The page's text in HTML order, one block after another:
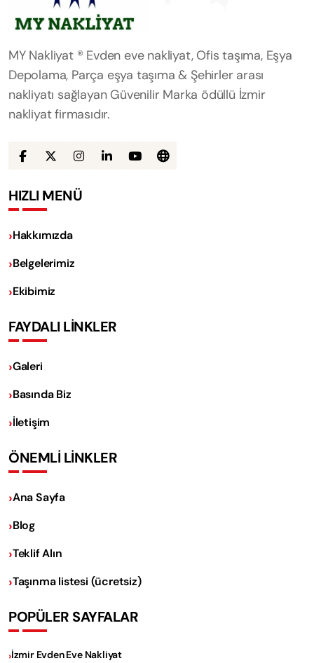
MY Nakliyat ® Evden eve nakliyat, Ofis taşıma, Eşya
Depolama, Parça eşya taşıma & Şehirler arası
nakliyatı sağlayan Güvenilir Marka ödüllü İzmir
nakliyat firmasıdır.
HIZLI MENÜ
Hakkımızda
Belgelerimiz
Ekibimiz
FAYDALI LİNKLER
Galeri
Basında Biz
İletişim
ÖNEMLİ LİNKLER
Ana Sayfa
Blog
Teklif Alın
Taşınma listesi (ücretsiz)
POPÜLER SAYFALAR
İzmir Evden Eve Nakliyat